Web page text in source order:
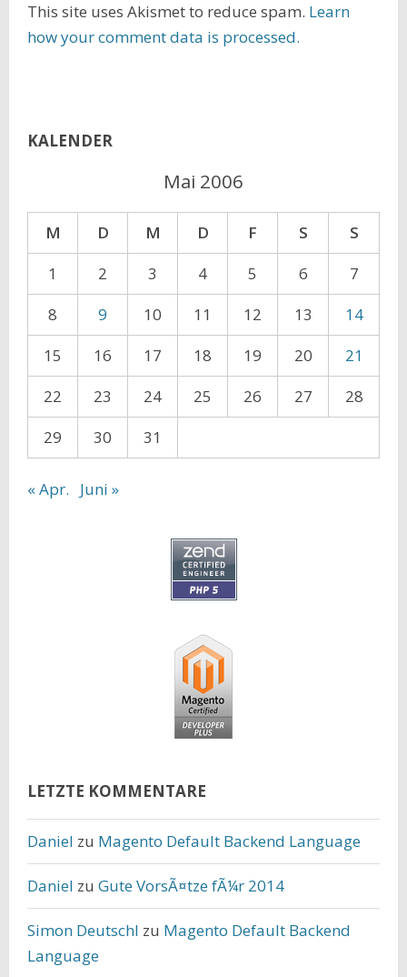
This site uses Akismet to reduce spam. Learn
how your comment data is processed.
KALENDER
Mai 2006
M D M D F S
S
1
2 3 4 5 6
7
8
9 10 11 12 13
14
15
16 17 18 19 20
21
22
23 24 25 26 27
28
29
30 31
« Apr. Juni »
LETZTE KOMMENTARE
Daniel zu Magento Default Backend Language
Daniel zu Gute VorsÃ¤tze fÃ¼r 2014
Simon Deutschl zu Magento Default Backend
Language